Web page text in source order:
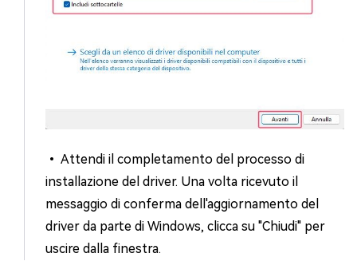
• Attendi il completamento del processo di
installazione del driver. Una volta ricevuto il
messaggio di conferma dell'aggiornamento del
driver da parte di Windows, clicca su "Chiudi" per
uscire dalla finestra.